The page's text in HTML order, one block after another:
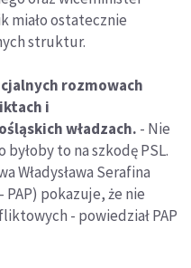
miało ostatecznie
struktur.
rozmowach
i
władzach. - Nie
to na szkodę PSL.
Władysława Serafina
pokazuje, że nie
- powiedział PAP